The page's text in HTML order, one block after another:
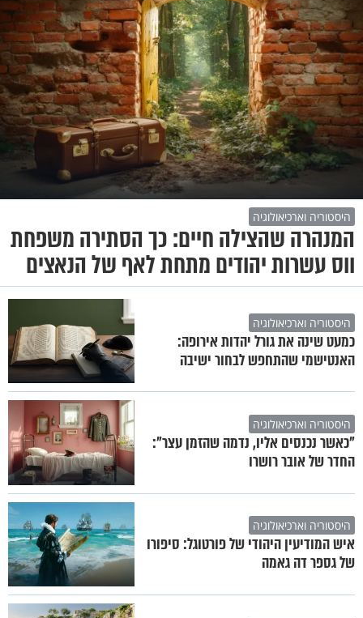
היסטוריה וארכיאולוגיה
המנהרה שהצילה חיים: כך הסתירה משפחת
ווס עשרות יהודים מתחת לאף של הנאצים
היסטוריה וארכיאולוגיה
כמעט שינה את גורל יהדות אירופה:
האנטישמי שהתחפש לבחור ישיבה
היסטוריה וארכיאולוגיה
"כאשר נכנסים אליו, נדמה שהזמן עצר":
החדר של אובר רושרו
היסטוריה וארכיאולוגיה
איש המודיעין היהודי של פורטוגל: סיפורו
של גספר דה גאמה